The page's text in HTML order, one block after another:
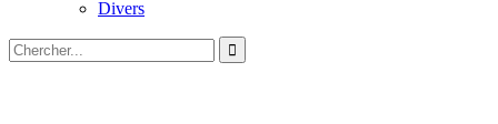
Divers